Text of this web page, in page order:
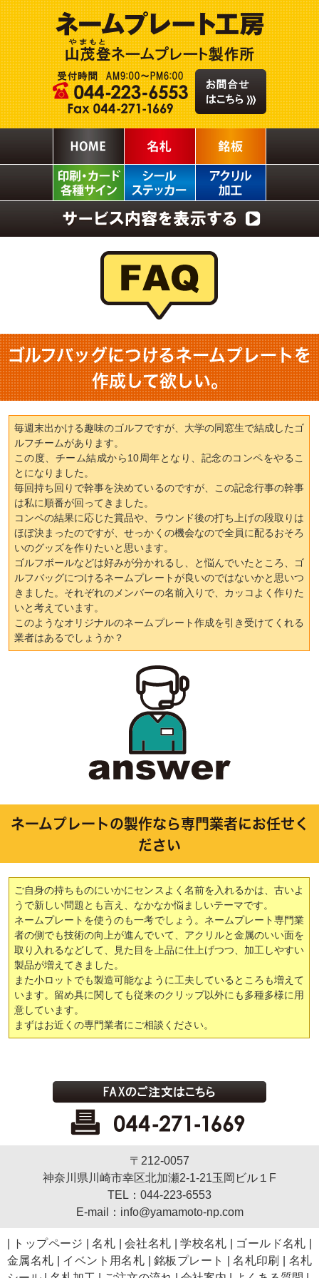
ゴルフバッグにつけるネームプレートを
作成して欲しい。
毎週末出かける趣味のゴルフですが、大学の同窓生で結成したゴ
ルフチームがあります。
この度、チーム結成から10周年となり、記念のコンペをやるこ
とになりました。
毎回持ち回りで幹事を決めているのですが、この記念行事の幹事
は私に順番が回ってきました。
コンペの結果に応じた賞品や、ラウンド後の打ち上げの段取りは
ほぼ決まったのですが、せっかくの機会なので全員に配るおそろ
いのグッズを作りたいと思います。
ゴルフボールなどは好みが分かれるし、と悩んでいたところ、ゴ
ルフバッグにつけるネームプレートが良いのではないかと思いつ
きました。それぞれのメンバーの名前入りで、カッコよく作りた
いと考えています。
このようなオリジナルのネームプレート作成を引き受けてくれる
業者はあるでしょうか？
ネームプレートの製作なら専門業者にお任せく
ださい
ご自身の持ちものにいかにセンスよく名前を入れるかは、古いよ
うで新しい問題とも言え、なかなか悩ましいテーマです。
ネームプレートを使うのも一考でしょう。ネームプレート専門業
者の側でも技術の向上が進んでいて、アクリルと金属のいい面を
取り入れるなどして、見た目を上品に仕上げつつ、加工しやすい
製品が増えてきました。
また小ロットでも製造可能なように工夫しているところも増えて
います。留め具に関しても従来のクリップ以外にも多種多様に用
意しています。
まずはお近くの専門業者にご相談ください。
〒212-0057
神奈川県川崎市幸区北加瀬2-1-21玉岡ビル１F
TEL：044-223-6553
E-mail：info@yamamoto-np.com
トップページ |名札 会社名札 |学校名札 ゴールド名札
金属名札
イベント用名札 |銘板プレート |名札印刷
名札